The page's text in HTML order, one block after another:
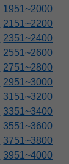
1951~2000
2151~2200
2351~2400
2551~2600
2751~2800
2951~3000
3151~3200
3351~3400
3551~3600
3751~3800
3951~4000